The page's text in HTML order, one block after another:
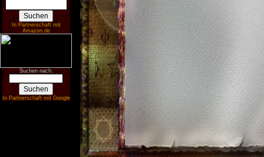
In Partnerschaft mit
Amazon.de
Suchen nach:
In Partnerschaft mit Google